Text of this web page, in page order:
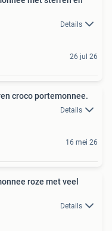
Details
26 jul 26
croco portemonnee.
Details
16 mei 26
roze met veel
Details